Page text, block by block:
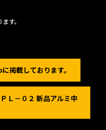
す。
載しております。
Ｌ－０２ 新品アルミ中